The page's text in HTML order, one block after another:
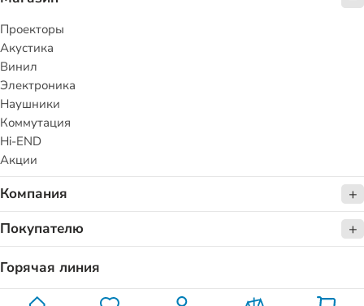
Проекторы
Акустика
Винил
Электроника
Наушники
Коммутация
Hi-END
Акции
Компания
Покупателю
Горячая линия
+7 (747) 094 11 47